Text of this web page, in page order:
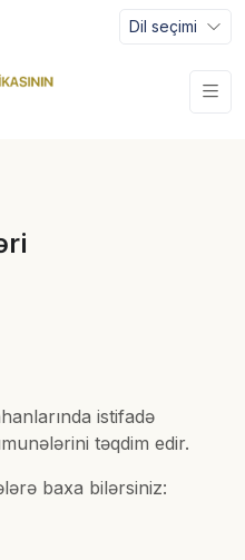
Dil seçimi
istifadə
təqdim edir.
baxa bilərsiniz: